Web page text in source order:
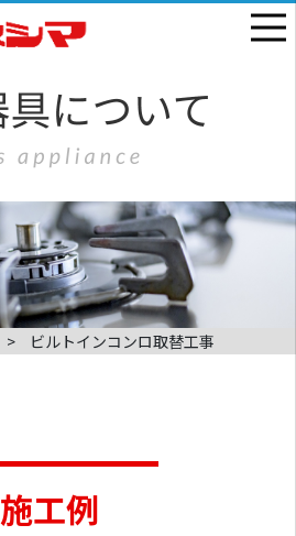
ビルトインコンロ取替工事
施工例